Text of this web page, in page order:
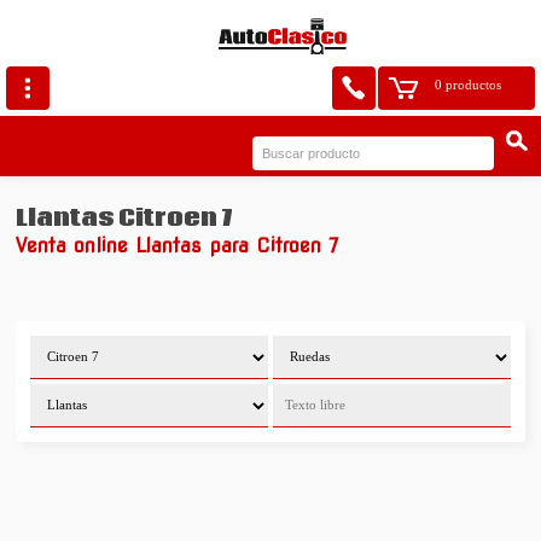
0 productos
Llantas Citroen 7
Venta online Llantas para Citroen 7